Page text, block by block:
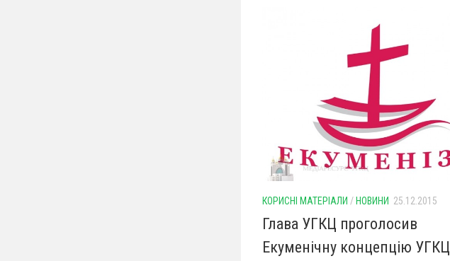
КОРИСНІ МАТЕРІАЛИ / НОВИНИ 25.12.2015
Глава УГКЦ проголосив
Екуменічну концепцію УГКЦ